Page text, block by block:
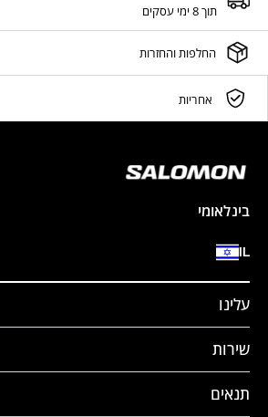
תוך 8 ימי עסקים
החלפות והחזרות
אחריות
בינלאומי
IL
עלינו
שירות
תנאים